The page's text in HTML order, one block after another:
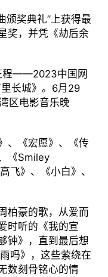
颁奖典礼”上获得最
奖，并凭《劫后余
程——2023中国网
长城》。6月29
区电影音乐晚
、《宏愿》、《传
《Smiley
飞》、《小白》、
柏豪的歌，从爱而
时听的《我的宣
钟》，直到最后想
吗》，这些萦绕在
数刻骨铭心的情